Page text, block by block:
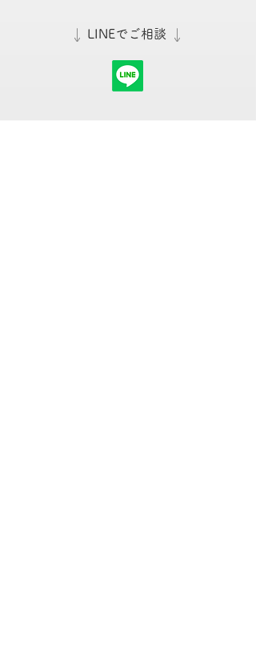
​↓ LINEでご相談 ​↓